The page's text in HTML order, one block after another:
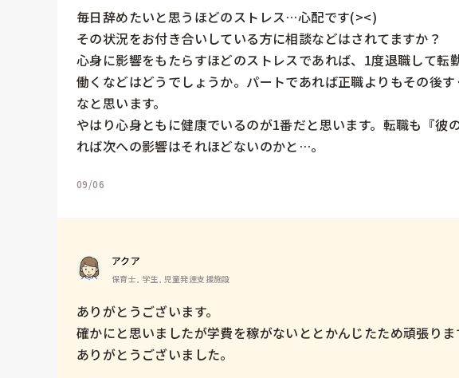
毎日辞めたいと思うほどのストレス…心配です(><)
その状況をお付き合いしている方に相談などはされてますか？
心身に影響をもたらすほどのストレスであれば、1度退職して転
働くなどはどうでしょうか。パートであれば正職よりもその後
なと思います。
やはり心身ともに健康でいるのが1番だと思います。転職も『彼
れば次への影響はそれほどないのかと…。
09/06
アクア
保育士, 学生, 児童発達支援施設
ありがとうございます。
確かにと思いましたが学費を稼がないととかんじたため頑張りま
ありがとうございました。